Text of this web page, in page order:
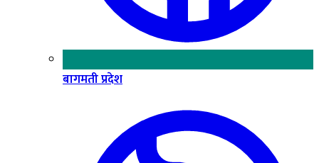
बागमती प्रदेश